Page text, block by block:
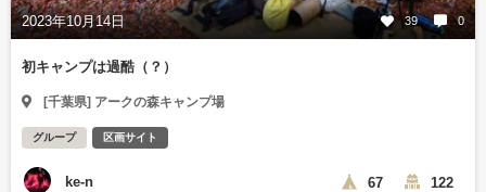
2023年10月14日 39 0
初キャンプは過酷（？）
[千葉県] アークの森キャンプ場
グループ 区画サイト
ke-n 67 122